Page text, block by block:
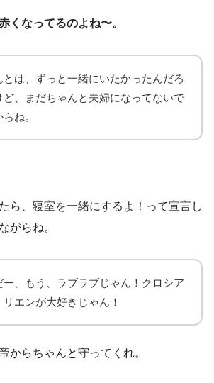
くなってるのよね〜。
とは、ずっと一緒にいたかったんだろ
ど、まだちゃんと夫婦になってないで
ね。
ら、寝室を一緒にするよ！って宣言し
がらね。
ー、もう、ラブラブじゃん！クロシア
リエンが大好きじゃん！
からちゃんと守ってくれ。